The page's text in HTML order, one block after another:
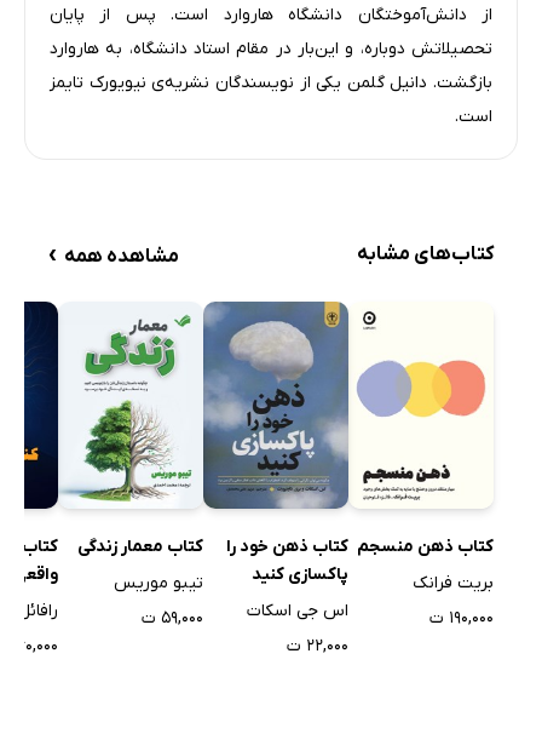
از دانش‌آموختگان دانشگاه هاروارد است. پس از پایان
تحصیلاتش دوباره، و این‌بار در مقام استاد دانشگاه، به هاروارد
بازگشت. دانیل گلمن یکی از نویسندگان نشریه‌ی نیویورک ‌تایمز
است.
کتاب‌های مشابه مشاهده همه ›
کتاب ذهن منسجم
بریت فرانک
۱۹۰,۰۰۰ ت
کتاب ذهن خود را
پاکسازی کنید
اس جی اسکات
۲۲,۰۰۰ ت
کتاب معمار زندگی
تیبو موریس
۵۹,۰۰۰ ت
کتاب
واقعی
رافائل
۶۰,۰۰۰ ت